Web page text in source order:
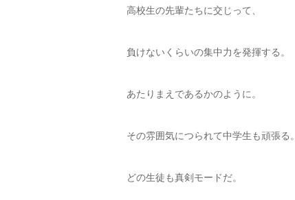
高校生の先輩たちに交じって、
負けないくらいの集中力を発揮する。
あたりまえであるかのように。
その雰囲気につられて中学生も頑張る。
どの生徒も真剣モードだ。